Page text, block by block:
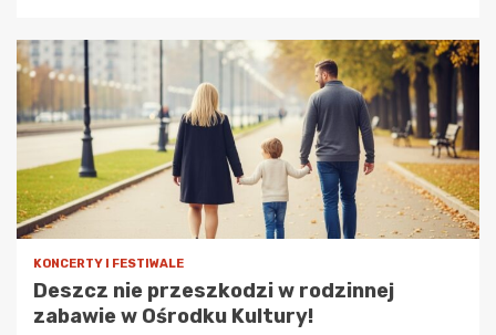
KONCERTY I FESTIWALE
Deszcz nie przeszkodzi w rodzinnej
zabawie w Ośrodku Kultury!